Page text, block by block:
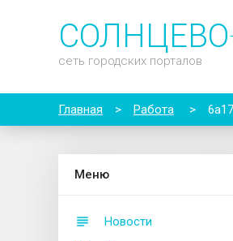
СОЛНЦЕВО
сеть городских порталов
Главная > Работа >
Меню
Новости